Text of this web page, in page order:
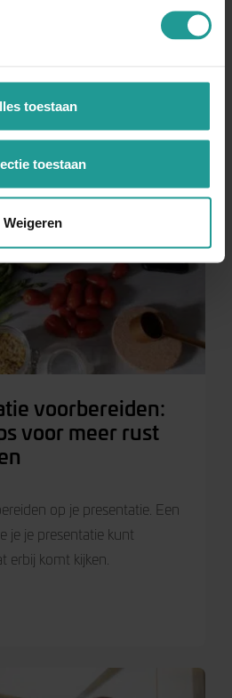
toestaan
toestaan
Weigeren
te leren kennen. Lees hier hoe
voorbereiden:
voor meer rust
op je presentatie. Een
je je presentatie kunt
erbij komt kijken.